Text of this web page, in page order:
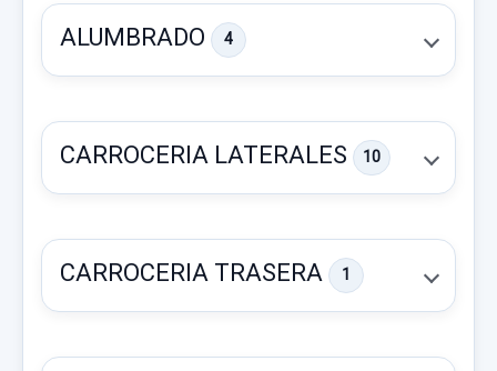
9832063280
ALUMBRADO 4
CARROCERIA LATERALES 10
CARROCERIA TRASERA 1